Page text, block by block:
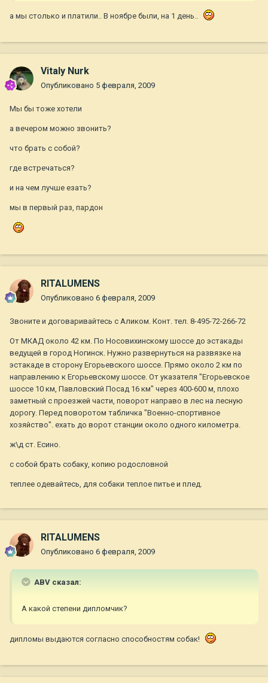
а мы столько и платили.. В ноябре были, на 1 день..
Vitaly Nurk
Опубликовано 5 февраля, 2009
Мы бы тоже хотели
а вечером можно звонить?
что брать с собой?
где встречаться?
и на чем лучше езать?
мы в первый раз, пардон
RITALUMENS
Опубликовано 6 февраля, 2009
Звоните и договаривайтесь с Аликом. Конт. тел. 8-495-72-266-72
От МКАД около 42 км. По Носовихинскому шоссе до эстакады
ведущей в город Ногинск. Нужно развернуться на развязке на
эстакаде в сторону Егорьевского шоссе. Прямо около 2 км по
направлению к Егорьевскому шоссе. От указателя "Егорьевское
шоссе 10 км, Павловский Посад 16 км" через 400-600 м, плохо
заметный с проезжей части, поворот направо в лес на лесную
дорогу. Перед поворотом табличка "Военно-спортивное
хозяйство". ехать до ворот станции около одного километра.
ж\д ст. Есино.
с собой брать собаку, копию родословной
теплее одевайтесь, для собаки теплое питье и плед.
RITALUMENS
Опубликовано 6 февраля, 2009
ABV сказал:
А какой степени дипломчик?
дипломы выдаются согласно способностям собак!